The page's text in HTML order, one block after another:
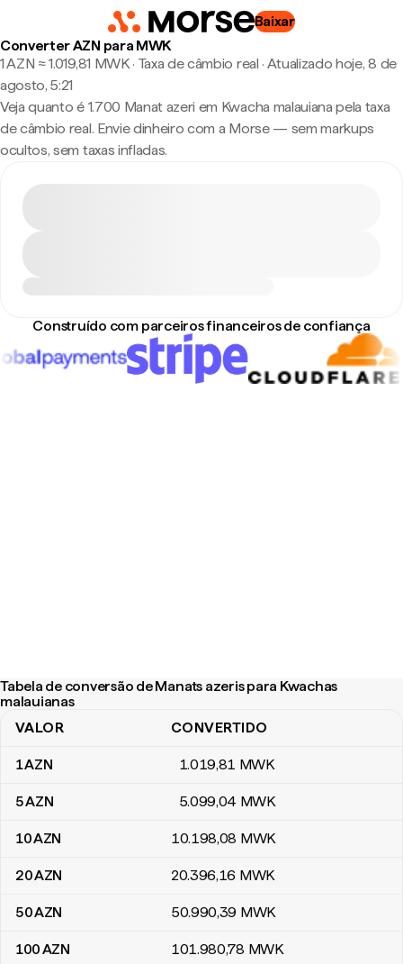
Baixar
Converter AZN para MWK
1 AZN ≈ 1.019,81 MWK · Taxa de câmbio real · Atualizado hoje, 8 de
agosto, 5:21
Veja quanto é 1.700 Manat azeri em Kwacha malauiana pela taxa
de câmbio real. Envie dinheiro com a Morse — sem markups
ocultos, sem taxas infladas.
Construído com parceiros financeiros de confiança
Tabela de conversão de Manats azeris para Kwachas
malauianas
Tabela de conversão de Manats azeris para Kwachas malauianas
VALOR CONVERTIDO
1AZN 1.019,81 MWK
5AZN 5.099,04 MWK
10AZN 10.198,08 MWK
20AZN 20.396,16 MWK
50AZN 50.990,39 MWK
100AZN 101.980,78 MWK